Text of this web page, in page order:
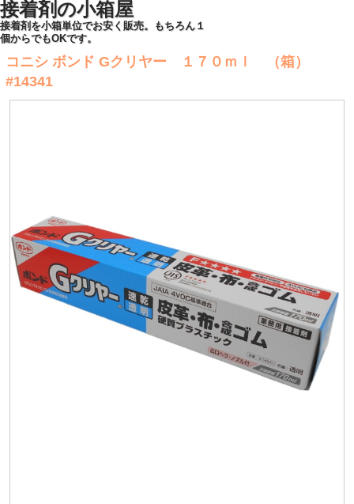
接着剤の小箱屋
接着剤を小箱単位でお安く販売。もちろん１
個からでもOKです。
コニシ ボンド Gクリヤー １７０ｍｌ （箱）
#14341